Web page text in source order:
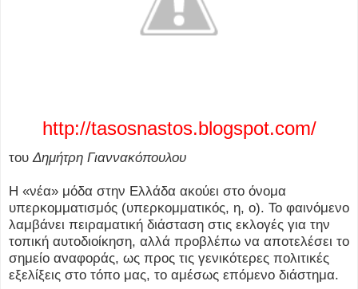
http://tasosnastos.blogspot.com/
τουΔημήτρη Γιαννακόπουλου
Η «νέα» μόδα στην Ελλάδα ακούει στο όνομα
υπερκομματισμός (υπερκομματικός, η, ο). Το φαινόμενο
λαμβάνει πειραματική διάσταση στις εκλογές για την
τοπική αυτοδιοίκηση, αλλά προβλέπω να αποτελέσει το
σημείο αναφοράς, ως προς τις γενικότερες πολιτικές
εξελίξεις στο τόπο μας, το αμέσως επόμενο διάστημα.